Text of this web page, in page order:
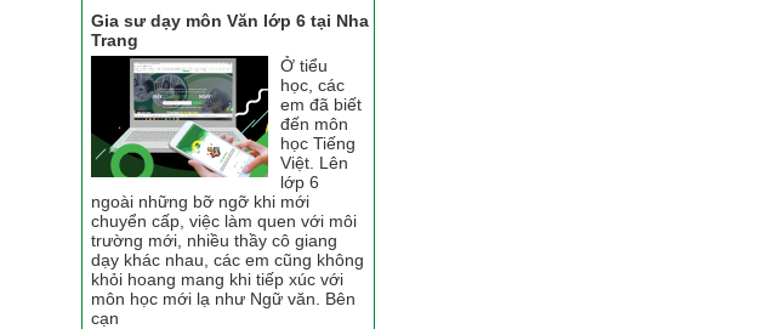
Gia sư dạy môn Văn lớp 6 tại Nha
Trang
Ở tiểu
học, các
em đã biết
đến môn
học Tiếng
Việt. Lên
lớp 6
ngoài những bỡ ngỡ khi mới
chuyển cấp, việc làm quen với môi
trường mới, nhiều thầy cô giang
dạy khác nhau, các em cũng không
khỏi hoang mang khi tiếp xúc với
môn học mới lạ như Ngữ văn. Bên
cạn